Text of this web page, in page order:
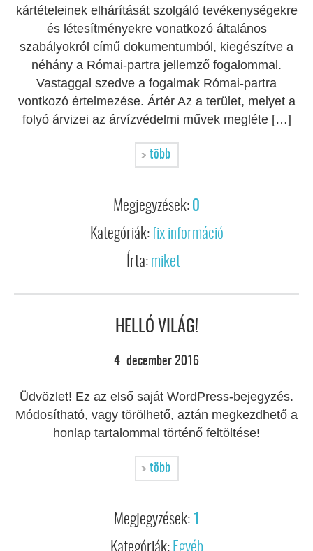
kártételeinek elhárítását szolgáló tevékenységekre
és létesítményekre vonatkozó általános
szabályokról című dokumentumból, kiegészítve a
néhány a Római-partra jellemző fogalommal.
Vastaggal szedve a fogalmak Római-partra
vontkozó értelmezése. Ártér Az a terület, melyet a
folyó árvizei az árvízvédelmi művek megléte […]
több
Megjegyzések: 0
Kategóriák:fix információ
Írta: miket
HELLÓ VILÁG!
4. december 2016
Üdvözlet! Ez az első saját WordPress-bejegyzés.
Módosítható, vagy törölhető, aztán megkezdhető a
honlap tartalommal történő feltöltése!
több
Megjegyzések: 1
Kategóriák: Egyéb